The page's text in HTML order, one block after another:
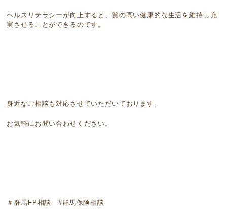
ヘルスリテラシーが向上すると、質の高い健康的な生活を維持し充
実させることができるのです。
身近なご相談も対応させていただいております。
お気軽にお問い合わせください。
＃群馬FP相談 #群馬保険相談